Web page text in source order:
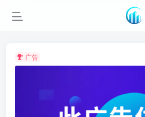
广告